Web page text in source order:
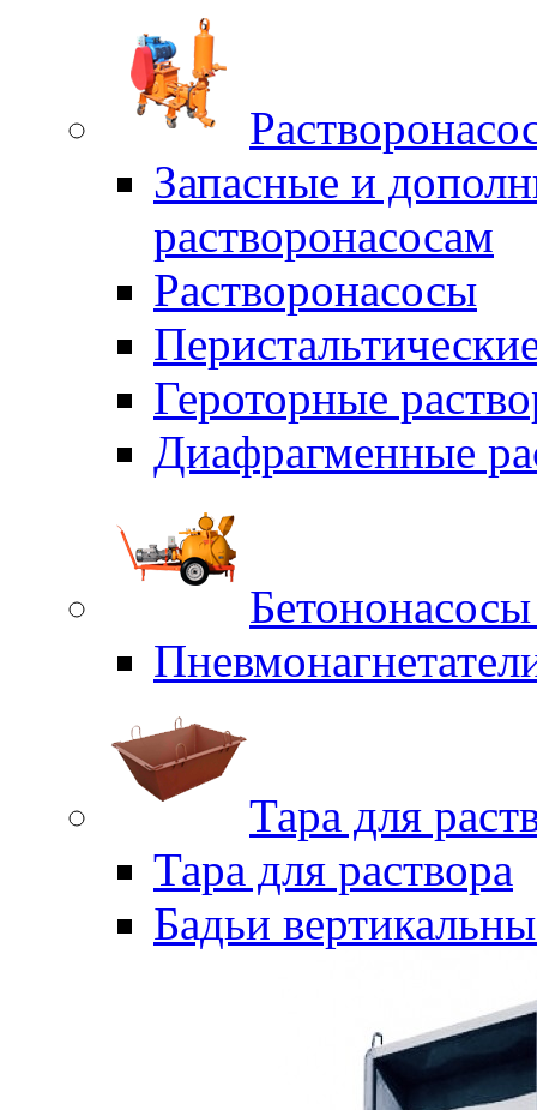
Запасные и
растворонасосам
Растворонасосы
Героторные
Диафрагменные
Тара для
Тара для раствора
Бадьи